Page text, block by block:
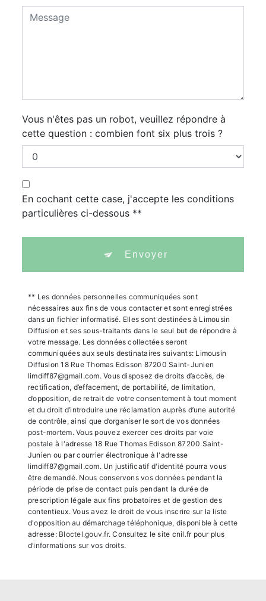
Vous n'êtes pas un robot, veuillez répondre à
cette question : combien font six plus trois ?
En cochant cette case, j'accepte les conditions
particulières ci-dessous **
Envoyer
** Les données personnelles communiquées sont
nécessaires aux fins de vous contacter et sont enregistrées
dans un fichier informatisé. Elles sont destinées à Limousin
Diffusion et ses sous-traitants dans le seul but de répondre à
votre message. Les données collectées seront
communiquées aux seuls destinataires suivants: Limousin
Diffusion 18 Rue Thomas Edisson 87200 Saint-Junien
limdiff87@gmail.com. Vous disposez de droits d’accès, de
rectification, d’effacement, de portabilité, de limitation,
d’opposition, de retrait de votre consentement à tout moment
et du droit d’introduire une réclamation auprès d’une autorité
de contrôle, ainsi que d’organiser le sort de vos données
post-mortem. Vous pouvez exercer ces droits par voie
postale à l'adresse 18 Rue Thomas Edisson 87200 Saint-
Junien ou par courrier électronique à l'adresse
limdiff87@gmail.com. Un justificatif d'identité pourra vous
être demandé. Nous conservons vos données pendant la
période de prise de contact puis pendant la durée de
prescription légale aux fins probatoires et de gestion des
contentieux. Vous avez le droit de vous inscrire sur la liste
d'opposition au démarchage téléphonique, disponible à cette
adresse: Bloctel.gouv.fr. Consultez le site cnil.fr pour plus
d’informations sur vos droits.